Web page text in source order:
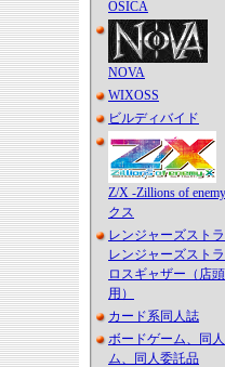
OSICA
NOVA
WIXOSS
ビルディバイド
Z/X -Zillions of
クス
レンジャーズスト
レンジャーズスト
ロスギャザー（店
用）
カード系同人誌
ボードゲーム、同
ム、同人委託品